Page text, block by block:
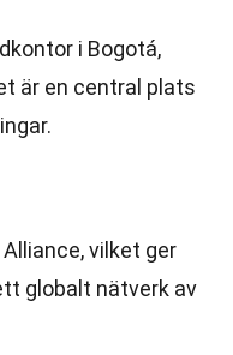
i Bogotá,
är en central plats
vilket ger
globalt nätverk av